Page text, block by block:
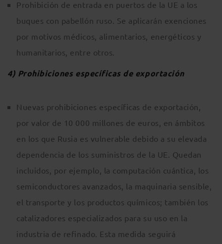
Prohibición de entrada en puertos de la UE a los
buques con pabellón ruso. Se aplicarán exenciones
por motivos médicos, alimentarios, energéticos y
humanitarios, entre otros.
4) Prohibiciones específicas de exportación
Nuevas prohibiciones específicas de exportación,
por valor de 10 000 millones de euros, en ámbitos
en los que Rusia es vulnerable debido a su elevada
dependencia de los suministros de la UE. Quedan
incluidos, por ejemplo, la computación cuántica, los
semiconductores avanzados, la maquinaria sensible,
el transporte y los productos químicos; también los
catalizadores especializados para su uso en la
industria de refinado. Esta medida seguirá